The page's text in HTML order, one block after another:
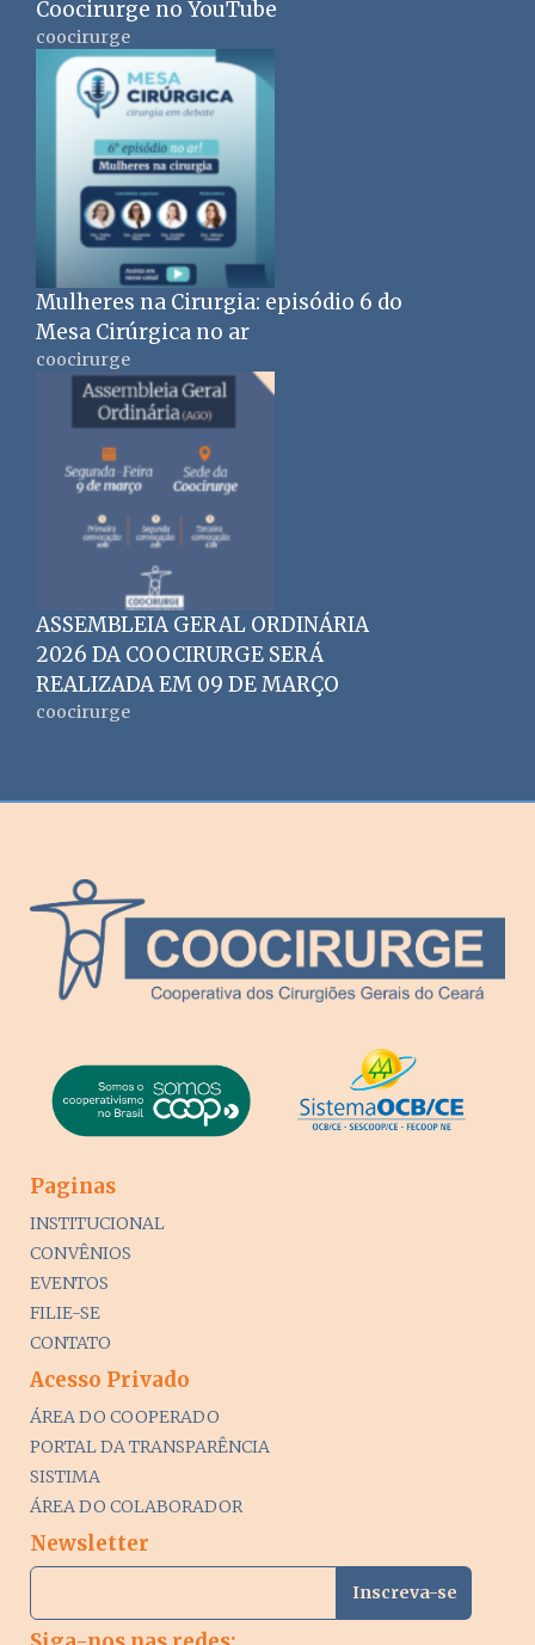
Coocirurge no YouTube
coocirurge
Mulheres na Cirurgia: episódio 6 do
Mesa Cirúrgica no ar
coocirurge
ASSEMBLEIA GERAL ORDINÁRIA
2026 DA COOCIRURGE SERÁ
REALIZADA EM 09 DE MARÇO
coocirurge
Paginas
INSTITUCIONAL
CONVÊNIOS
EVENTOS
FILIE-SE
CONTATO
Acesso Privado
ÁREA DO COOPERADO
PORTAL DA TRANSPARÊNCIA
SISTIMA
ÁREA DO COLABORADOR
Newsletter